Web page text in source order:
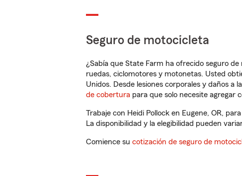
Seguro de motocicleta
¿Sabía que State Farm ha ofrecido seguro
ruedas, ciclomotores y motonetas. Usted
Unidos. Desde lesiones corporales y daños a
de cobertura para que solo necesite agregar
Trabaje con Heidi Pollock en Eugene, OR,
La disponibilidad y la elegibilidad pueden
Comience su cotización de seguro de